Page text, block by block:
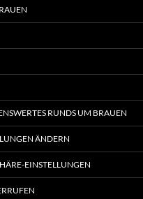
RUNDS UM BRAUEN
ÄNDERN
EINSTELLUNGEN